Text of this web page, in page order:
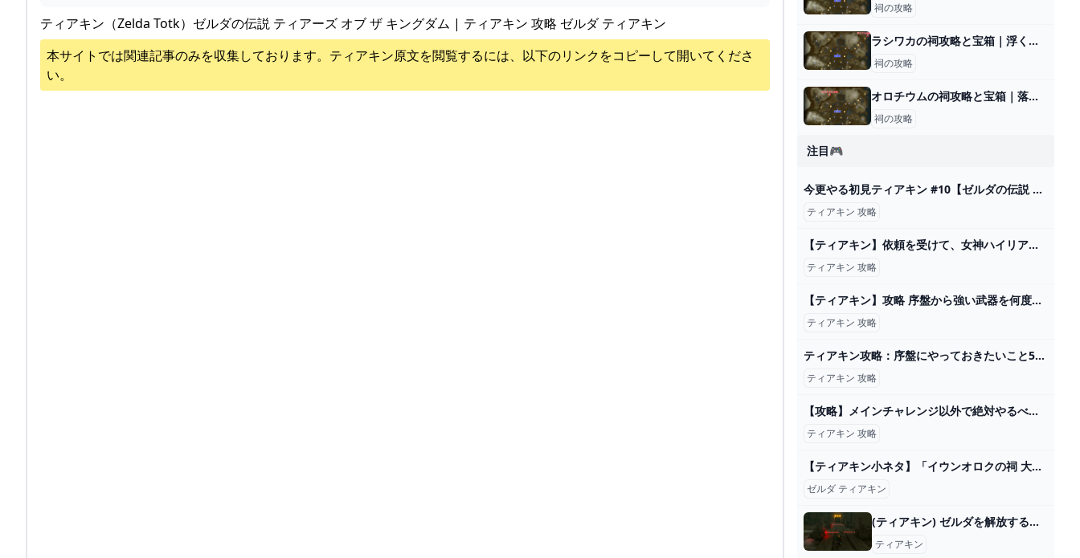
ティアキン（Zelda Totk）ゼルダの伝説 ティアーズ オブ ザ キングダム | ティアキン 攻略 ゼルダ ティアキン
本サイトでは関連記事のみを収集しております。 ティアキン原文を閲覧するには、以下のリンクをコピーして開いてくださ
い。
祠の攻略
ラシワカの祠攻略と宝箱｜浮くちから
祠の攻略
オロチウムの祠攻略と宝箱｜落ちる勇気
祠の攻略
注目🎮
今更やる初見ティアキン #10【ゼルダの伝説 ティアーズ オブ ザ キングダム】 - YouTube
ティアキン 攻略
【ティアキン】依頼を受けて、女神ハイリアに復讐をしてみた【ドリカラ】【ゼルダの伝説ティアーズオブザキングダムTotK字幕実況バグ検証】 - YouTube
ティアキン 攻略
【ティアキン】攻略 序盤から強い武器を何度も取れる最強の無限ループ裏技【ゼルダの伝説 ティアーズ オブ ザ キングダム】 - YouTube
ティアキン 攻略
ティアキン攻略：序盤にやっておきたいこと5選【ゼルダ ティアーズ オブ ザ キングダム日記＃26】 - 電撃オンライン
ティアキン 攻略
【攻略】メインチャレンジ以外で絶対やるべきイベント9選【ゼルダの伝説ティアーズオブザキングダム/ティアキン】【ゆっくり解説】 - YouTube
ティアキン 攻略
【ティアキン小ネタ】「イウンオロクの祠 大と小の選択」攻略！ 鉄球をキレイに転がすには【ゼルダの伝説】 - GAME Watch
ゼルダ ティアキン
(ティアキン) ゼルダを解放する旅part155 洞窟巡り【ゼルダの伝説ティーアズオブザキングダム 】 - ニコニコ動画
ティアキン